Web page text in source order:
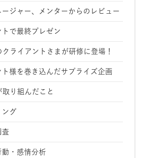
ージャー、メンターからのレビュー
で最終プレゼン
ライアントさまが研修に登場！
ト様を巻き込んだサプライズ企画
り組んだこと
ング
査
動・感情分析